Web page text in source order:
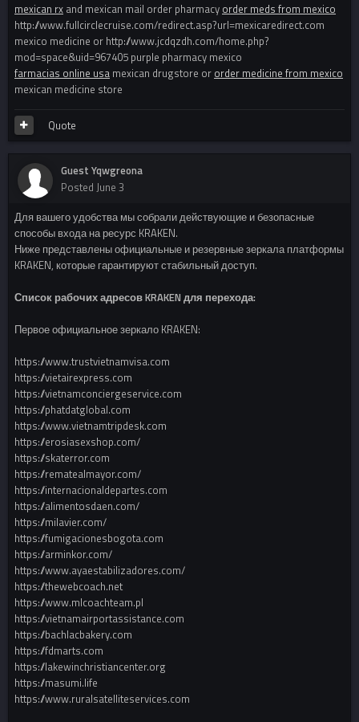
mexican rx and mexican mail order pharmacy order meds from mexico
http://www.fullcirclecruise.com/redirect.asp?url=mexicaredirect.com
mexico medicine or http://www.jcdqzdh.com/home.php?
mod=space&uid=967405 purple pharmacy mexico
farmacias online usa mexican drugstore or order medicine from mexico
mexican medicine store
Quote
Guest Yqwgreona
Posted June 3
Для вашего удобства мы собрали действующие и безопасные
способы входа на ресурс KRAKEN.
Ниже представлены официальные и резервные зеркала платформы
KRAKEN, которые гарантируют стабильный доступ.
Список рабочих адресов KRAKEN для перехода:
Первое официальное зеркало KRAKEN:
https://www.trustvietnamvisa.com
https://vietairexpress.com
https://vietnamconciergeservice.com
https://phatdatglobal.com
https://www.vietnamtripdesk.com
https://erosiasexshop.com/
https://skaterror.com
https://rematealmayor.com/
https://internacionaldepartes.com
https://alimentosdaen.com/
https://milavier.com/
https://fumigacionesbogota.com
https://arminkor.com/
https://www.ayaestabilizadores.com/
https://thewebcoach.net
https://www.mlcoachteam.pl
https://vietnamairportassistance.com
https://bachlacbakery.com
https://fdmarts.com
https://lakewinchristiancenter.org
https://masumi.life
https://www.ruralsatelliteservices.com